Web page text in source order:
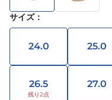
サイズ：
24.0 25.0
26.5 27.0